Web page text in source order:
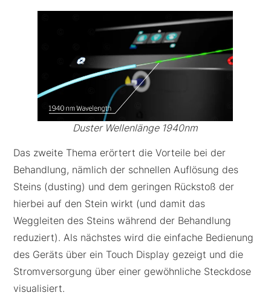
Duster Wellenlänge 1940nm
Das zweite Thema erörtert die Vorteile bei der
Behandlung, nämlich der schnellen Auflösung des
Steins (dusting) und dem geringen Rückstoß der
hierbei auf den Stein wirkt (und damit das
Weggleiten des Steins während der Behandlung
reduziert). Als nächstes wird die einfache Bedienung
des Geräts über ein Touch Display gezeigt und die
Stromversorgung über einer gewöhnliche Steckdose
visualisiert.